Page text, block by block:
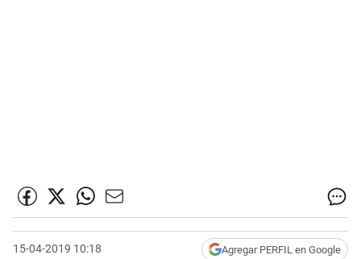
15-04-2019 10:18 Agregar PERFIL en Google